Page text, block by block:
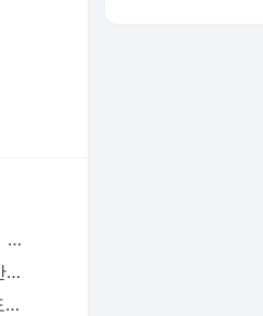
"바지 벗고 앞뒤로 돌아야 했다"…탈북민 김서아, 기쁨조 검사 수치심 회상
김지수, '여행사 대표' 변신 근황 "가볼 만하니…"
이승기 측 "차가원 전세금 미반환은 고도의 사기 수법…엄벌 원해"